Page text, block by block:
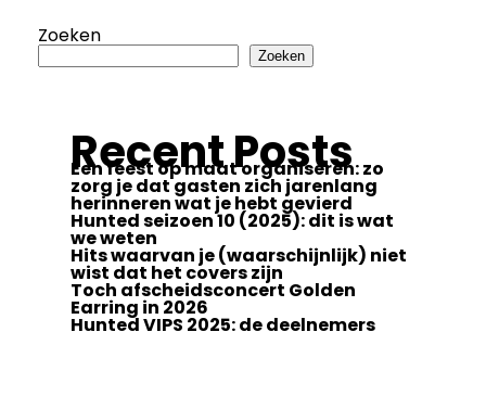
Zoeken
Zoeken
Recent Posts
Een feest op maat organiseren: zo
zorg je dat gasten zich jarenlang
herinneren wat je hebt gevierd
Hunted seizoen 10 (2025): dit is wat
we weten
Hits waarvan je (waarschijnlijk) niet
wist dat het covers zijn
Toch afscheidsconcert Golden
Earring in 2026
Hunted VIPS 2025: de deelnemers